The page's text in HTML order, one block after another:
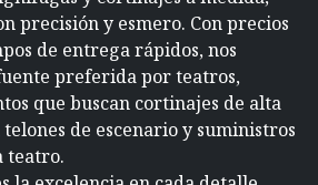
precisión y esmero. Con precios
de entrega rápidos, nos
preferida por teatros,
que buscan cortinajes de alta
de escenario y suministros
teatro.